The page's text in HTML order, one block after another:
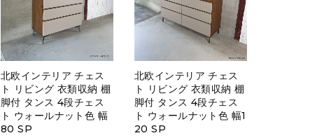
北欧インテリア チェス
ト リビング 衣類収納 棚
脚付 タンス 4段チェス
ト ウォールナット色 幅
80 SP
北欧インテリア チェス
ト リビング 衣類収納 棚
脚付 タンス 4段チェス
ト ウォールナット色 幅1
20 SP